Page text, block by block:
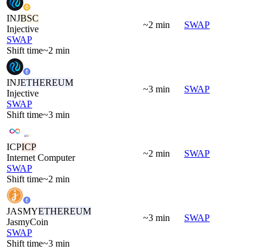
INJBSC
Injective
SWAP
Shift time~2 min
~2 min SWAP
INJETHEREUM
Injective
SWAP
Shift time~3 min
~3 min SWAP
ICPICP
Internet Computer
SWAP
Shift time~2 min
~2 min SWAP
JASMYETHEREUM
JasmyCoin
SWAP
Shift time~3 min
~3 min SWAP